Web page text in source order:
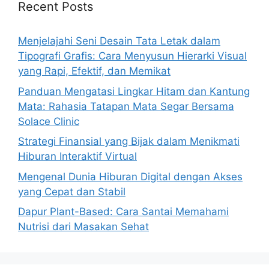
Recent Posts
Menjelajahi Seni Desain Tata Letak dalam
Tipografi Grafis: Cara Menyusun Hierarki Visual
yang Rapi, Efektif, dan Memikat
Panduan Mengatasi Lingkar Hitam dan Kantung
Mata: Rahasia Tatapan Mata Segar Bersama
Solace Clinic
Strategi Finansial yang Bijak dalam Menikmati
Hiburan Interaktif Virtual
Mengenal Dunia Hiburan Digital dengan Akses
yang Cepat dan Stabil
Dapur Plant-Based: Cara Santai Memahami
Nutrisi dari Masakan Sehat